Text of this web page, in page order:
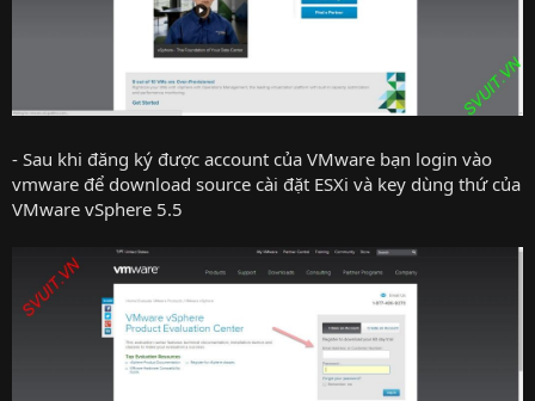
- Sau khi đăng ký được account của VMware bạn login vào
vmware để download source cài đặt ESXi và key dùng thứ của
VMware vSphere 5.5